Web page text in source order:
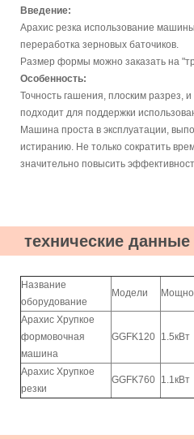
Введение:
Арахис резка использование
переработка зерновых баточиков.
Размер формы можно заказать на
Особенность:
Точность гашения, плоским разрез,
подходит для поддержки
Машина проста в эксплуатации,
истиранию. Не только сократить
значительно повысить
технические данные
Название
оборудование
Модели
Арахис Хрупкое
формовочная
машина
GGFK120 1.5кВт
Арахис Хрупкое
резки
GGFK760 1.1кВт